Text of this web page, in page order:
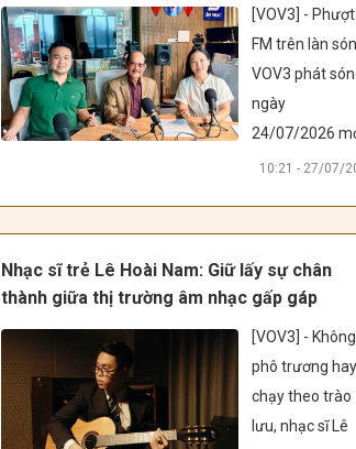
trình cảm xúc
đặc biệt này.
[VOV3] - Phượt
FM trên làn
VOV3 phát
ngày
24/07/2026
ra một "Hành
cùng chương
trình là Nhạc sĩ
Trần Khánh
-  từ Tây Nguyên
ra Thủ đô để
sẻ những câu
10:21 - 27/07/
Nhạc sĩ trẻ Lê Hoài Nam: Giữ lấy sự chân
thành giữa thị trường âm nhạc gấp gáp
[VOV3] - Không
phô trương hay
chạy theo trào
lưu, nhạc sĩ Lê